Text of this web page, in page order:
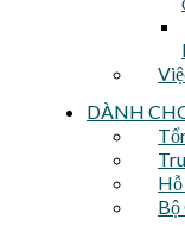
DÀNH
Bộ